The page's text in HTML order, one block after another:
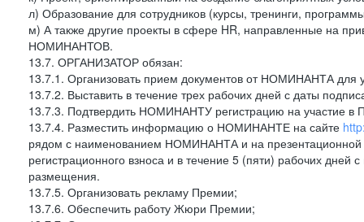
л) Образование для сотрудников (курсы, тренинги,
м) А также другие проекты в сфере HR, направленные на
НОМИНАНТОВ.
13.7. ОРГАНИЗАТОР обязан:
13.7.1. Организовать прием документов от НОМИНАНТА для
13.7.2. Выставить в течение трех рабочих дней с даты
13.7.3. Подтвердить НОМИНАНТУ регистрацию на участие
13.7.4. Разместить информацию о НОМИНАНТЕ на сайте
рядом с наименованием НОМИНАНТА и на презентационной
регистрационного взноса и в течение 5 (пяти) рабочих
размещения.
13.7.5. Организовать рекламу Премии;
13.7.6. Обеспечить работу Жюри Премии;